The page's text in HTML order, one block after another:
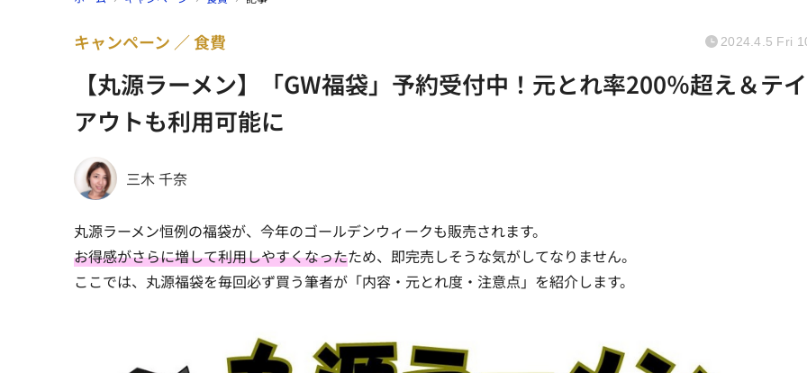
【丸源ラーメン】「GW福袋」予約受付中！元とれ率200％超え＆テ
アウトも利用可能に
キャンペーン 食費 2024.4.5 Fri
三木 千奈
丸源ラーメン恒例の福袋が、今年のゴールデンウィークも販売されます。
お得感がさらに増して利用しやすくなったため、即完売しそうな気がしてなりません。
ここでは、丸源福袋を毎回必ず買う筆者が「内容・元とれ度・注意点」を紹介します。